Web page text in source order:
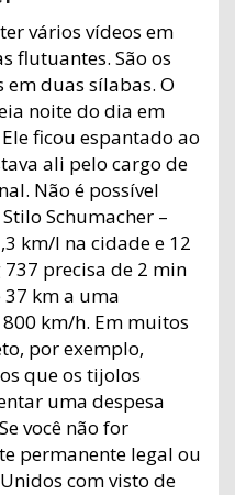
vários vídeos em
flutuantes. São os
duas sílabas. O
noite do dia em
ficou espantado ao
ali pelo cargo de
Não é possível
Schumacher –
km/l na cidade e 12
precisa de 2 min
km a uma
km/h. Em muitos
por exemplo,
que os tijolos
uma despesa
você não for
permanente legal ou
com visto de